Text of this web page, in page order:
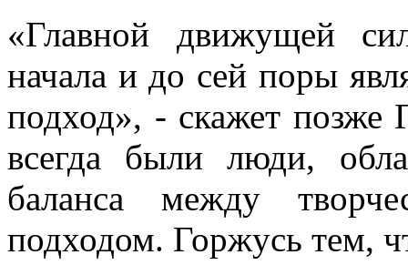
«Главной движущей
начала и до сей поры
подход», - скажет
всегда были люди,
баланса между
подходом. Горжусь тем,